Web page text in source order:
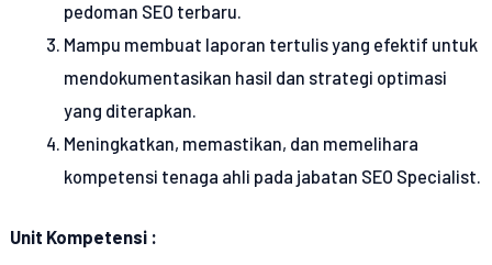
pedoman SEO terbaru.
Mampu membuat laporan tertulis yang efektif untuk
mendokumentasikan hasil dan strategi optimasi
yang diterapkan.
Meningkatkan, memastikan, dan memelihara
kompetensi tenaga ahli pada jabatan SEO Specialist.
Unit Kompetensi :